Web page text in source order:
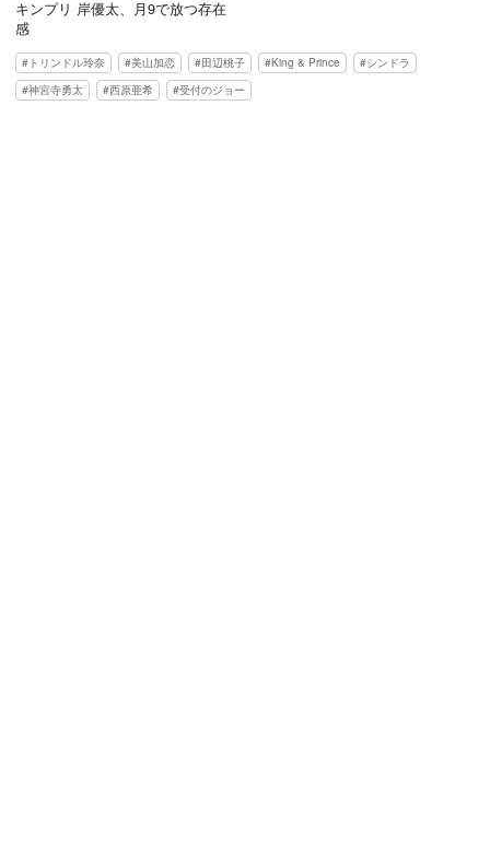
キンプリ 岸優太、月9で放つ存在
感
トリンドル玲奈 美山加恋 田辺桃子 King & Prince
シンドラ
神宮寺勇太
西原亜希 受付のジョー